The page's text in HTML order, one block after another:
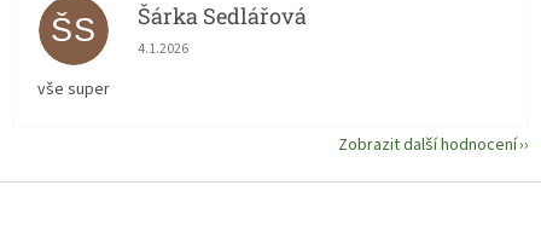
ŠS Šárka Sedlářová
Hodnocení obchodu je 5 z 5 hvězdiček.
4.1.2026
vše super
Zobrazit další hodnocení